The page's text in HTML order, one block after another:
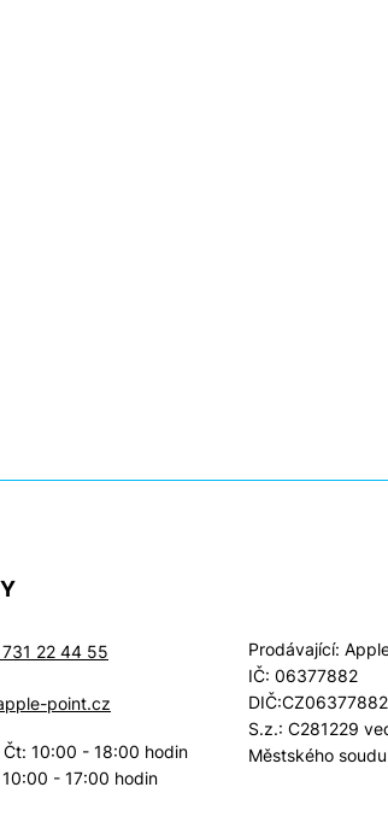
22 44 55
point.cz
Čt: 10:00 - 18:00 hodin
10:00 - 17:00 hodin
Prodávající:
IČ: 06377882
DIČ:CZ06377882
S.z.: C281229
Městského